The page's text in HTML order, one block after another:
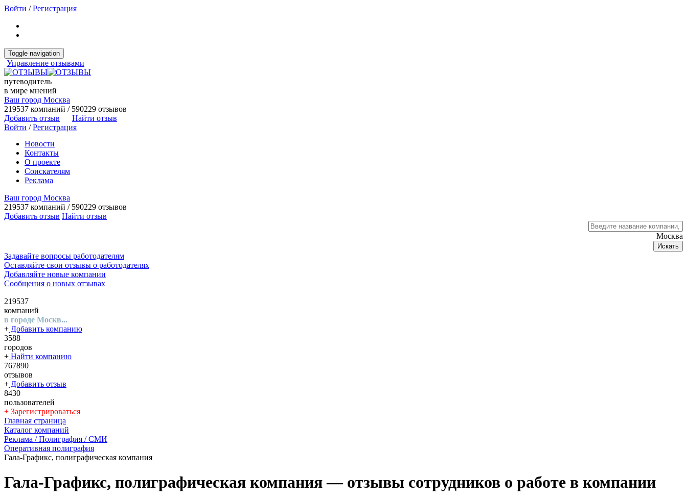
Войти /Регистрация
Toggle navigation
Управление отзывами
путеводитель
в мире мнений
Ваш город Москва
219537 компаний / 590229 отзывов
Добавить отзыв
Найти отзыв
Войти /Регистрация
Новости
Контакты
О проекте
Соискателям
Реклама
Ваш город Москва
219537 компаний / 590229 отзывов
Добавить отзыв Найти отзыв
Москва
Искать
Задавайте вопросы работодателям
Оставляйте свои отзывы о работодателях
Добавляйте новые компании
Сообщения о новых отзывах
219537
компаний
в городе Москв...
+ Добавить компанию
3588
городов
+ Найти компанию
767890
отзывов
+ Добавить отзыв
8430
пользователей
+ Зарегистрироваться
Главная страница
Каталог компаний
Реклама / Полиграфия / СМИ
Оперативная полиграфия
Гала-Графикс, полиграфическая компания
Гала-Графикс, полиграфическая компания— отзывы сотрудников о работе в компании